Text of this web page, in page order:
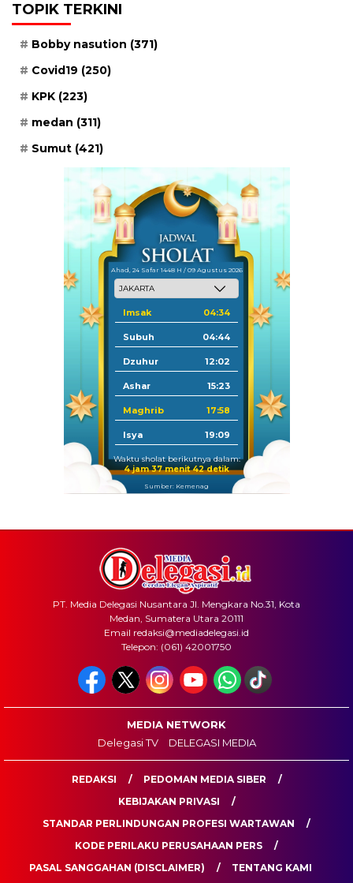
TOPIK TERKINI
Bobby nasution (371)
Covid19 (250)
KPK (223)
medan (311)
Sumut (421)
Ahad, 24 Safar 1448 H / 09 Agustus 2026
Imsak 04:34
Subuh 04:44
Dzuhur 12:02
Ashar 15:23
Maghrib 17:58
Isya 19:09
Waktu sholat berikutnya dalam:
4 jam 37 menit 42 detik
Sumber: Kemenag
PT. Media Delegasi Nusantara Jl. Mengkara No.31, Kota
Medan, Sumatera Utara 20111
Email redaksi@mediadelegasi.id
Telepon: (061) 42001750
MEDIA NETWORK
Delegasi TV
DELEGASI MEDIA
REDAKSI
PEDOMAN MEDIA SIBER
KEBIJAKAN PRIVASI
STANDAR PERLINDUNGAN PROFESI WARTAWAN
KODE PERILAKU PERUSAHAAN PERS
PASAL SANGGAHAN (DISCLAIMER)
TENTANG KAMI